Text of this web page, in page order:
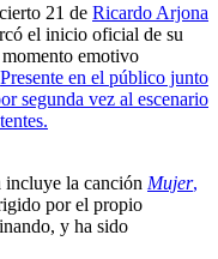
21 de Ricardo Arjona
el inicio oficial de su
emotivo
Presente en el público junto
segunda vez al escenario
incluye la canción Mujer,
por el propio
y ha sido